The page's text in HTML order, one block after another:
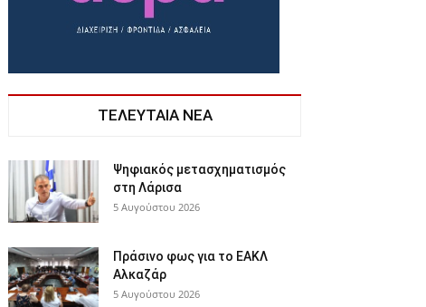
ΤΕΛΕΥΤΑΙΑ ΝΕΑ
Ψηφιακός μετασχηματισμός
στη Λάρισα
5 Αυγούστου 2026
Πράσινο φως για το ΕΑΚΛ
Αλκαζάρ
5 Αυγούστου 2026